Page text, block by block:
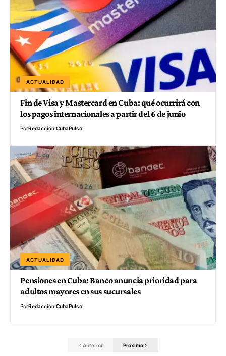
ACTUALIDAD
Fin de Visa y Mastercard en Cuba: qué ocurrirá con
los pagos internacionales a partir del 6 de junio
PorRedacción CubaPulso
ACTUALIDAD
Pensiones en Cuba: Banco anuncia prioridad para
adultos mayores en sus sucursales
PorRedacción CubaPulso
Anterior Próximo